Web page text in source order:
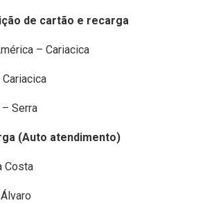
de cartão e recarga
– Cariacica
– Serra
(Auto atendimento)
Costa